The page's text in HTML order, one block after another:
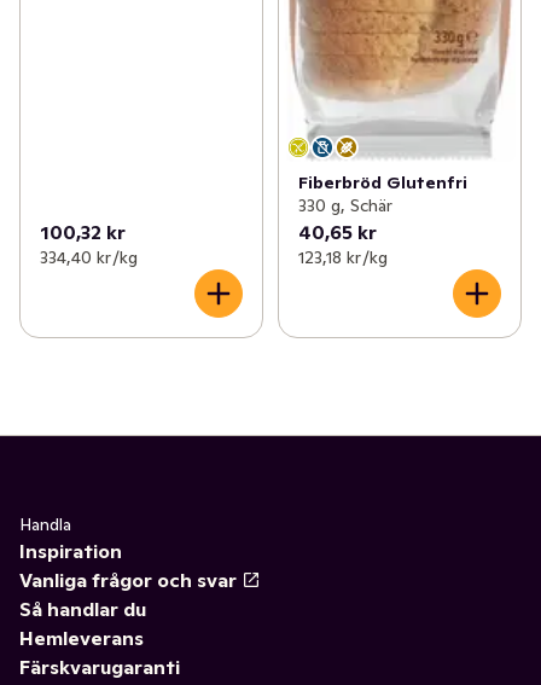
100,32 kr
334,40 kr /kg
Fiberbröd Glutenfri
330 g, Schär
40,65 kr
123,18 kr /kg
Handla
Inspiration
Vanliga frågor och svar
Så handlar du
Hemleverans
Färskvarugaranti